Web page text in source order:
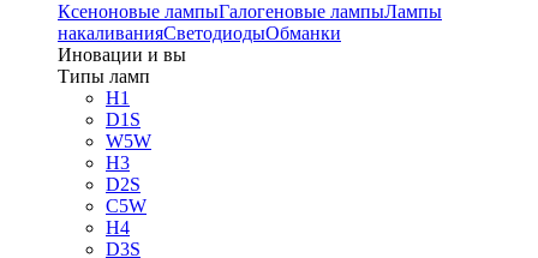
Ксеноновые лампыГалогеновые лампыЛампы
накаливанияСветодиодыОбманки
Иновации и вы
Типы ламп
H1
D1S
W5W
H3
D2S
C5W
H4
D3S